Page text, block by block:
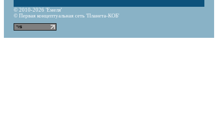
© 2010-2026 'Емеля'
© Первая концептуальная сеть 'Планета-КОБ'